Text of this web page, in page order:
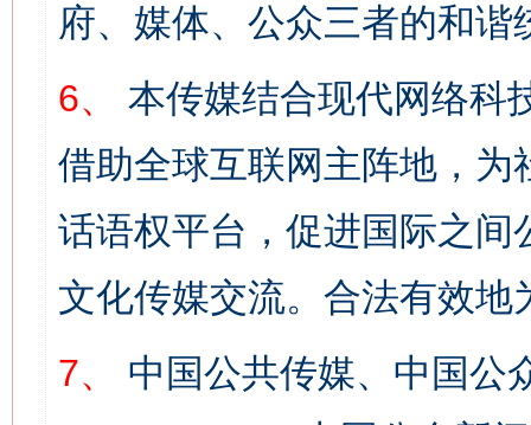
府、媒体、公众三者的和谐
6、
本传媒结合现代网络科
借助全球互联网主阵地，
话语权平台，促进国际之
文化传媒交流。合法有效地
7、
中国公共传媒、中国公